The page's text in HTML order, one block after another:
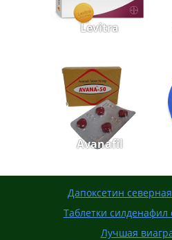
Levitra
Avanafil
Дапоксетин
Таблетки
Лучшая